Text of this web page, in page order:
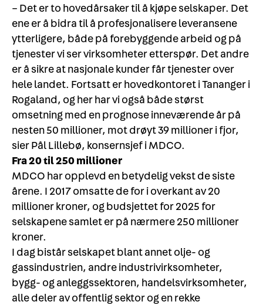
– Det er to hovedårsaker til å kjøpe selskaper. Det
ene er å bidra til å profesjonalisere leveransene
ytterligere, både på forebyggende arbeid og på
tjenester vi ser virksomheter etterspør. Det andre
er å sikre at nasjonale kunder får tjenester over
hele landet. Fortsatt er hovedkontoret i Tananger i
Rogaland, og her har vi også både størst
omsetning med en prognose inneværende år på
nesten 50 millioner, mot drøyt 39 millioner i fjor,
sier Pål Lillebø, konsernsjef i MDCO.
Fra 20 til 250 millioner
MDCO har opplevd en betydelig vekst de siste
årene. I 2017 omsatte de for i overkant av 20
millioner kroner, og budsjettet for 2025 for
selskapene samlet er på nærmere 250 millioner
kroner.
I dag bistår selskapet blant annet olje- og
gassindustrien, andre industrivirksomheter,
bygg- og anleggssektoren, handelsvirksomheter,
alle deler av offentlig sektor og en rekke